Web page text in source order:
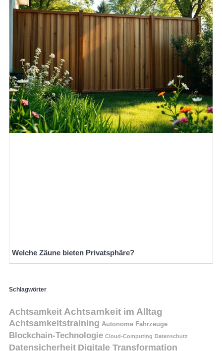
Welche Zäune bieten Privatsphäre?
Schlagwörter
Achtsamkeit Achtsamkeit im Alltag
Achtsamkeitstraining Autonome Fahrzeuge
Blockchain-Technologie Cloud-Computing Datenschutz
Datensicherheit Digitale Transformation